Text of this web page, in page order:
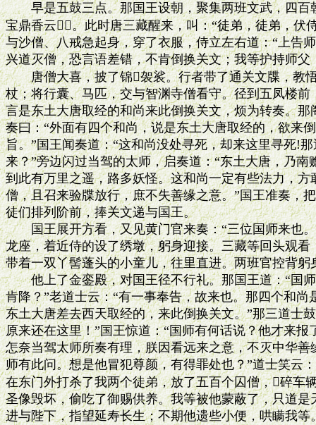
早是五鼓三点。那国王设朝，聚集两班文武，四百
宝鼎香云。此时唐三藏醒来，叫：“徒弟，徒弟，伏
与沙僧、八戒急起身，穿了衣服，侍立左右道：“上告
兴道灭僧，恐言语差错，不肯倒换关文；我等护持师父
唐僧大喜，披了锦袈裟。行者带了通关文牒，教悟
杖；将行囊、马匹，交与智渊寺僧看守。径到五凤楼
言是东土大唐取经的和尚来此倒换关文，烦为转奏。
奏曰：“外面有四个和尚，说是东土大唐取经的，欲来
旨。”国王闻奏道：“这和尚没处寻死，却来这里寻死!
来？”旁边闪过当驾的太师，启奏道：“东土大唐，乃南
到此有万里之遥，路多妖怪。这和尚一定有些法力，
僧，且召来验牒放行，庶不失善缘之意。”国王准奏，
徒们排列阶前，捧关文递与国王。
国王展开方看，又见黄门官来奏：“三位国师来也。
龙座，着近侍的设了绣墩，躬身迎接。三藏等回头观
带着一双丫髻蓬头的小童儿，往里直进。两班官控背躬
他上了金銮殿，对国王径不行礼。那国王道：“国师
肯降？”老道士云：“有一事奉告，故来也。那四个和尚
东土大唐差去西天取经的，来此倒换关文。”那三道士
原来还在这里！”国王惊道：“国师有何话说？他才来
怎奈当驾太师所奏有理，朕因看远来之意，不灭中华
师有此问。想是他冒犯尊颜，有得罪处也？”道士笑云
在东门外打杀了我两个徒弟，放了五百个囚僧，碎车
圣像毁坏，偷吃了御赐供养。我等被他蒙蔽了，只道
进与陛下，指望延寿长生；不期他遗些小便，哄瞒我